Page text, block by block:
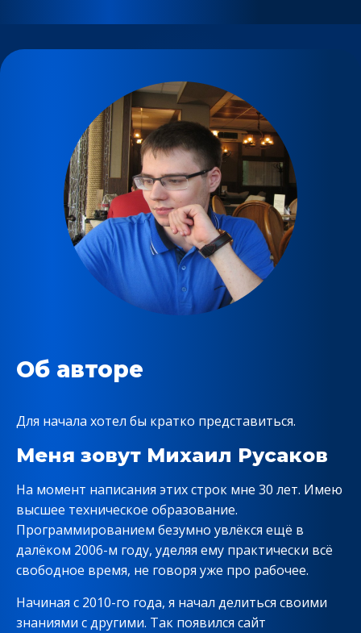
Об авторе
Для начала хотел бы кратко представиться.
Меня зовут Михаил Русаков
На момент написания этих строк мне 30 лет. Имею
высшее техническое образование.
Программированием безумно увлёкся ещё в
далёком 2006-м году, уделяя ему практически всё
свободное время, не говоря уже про рабочее.
Начиная с 2010-го года, я начал делиться своими
знаниями с другими. Так появился сайт